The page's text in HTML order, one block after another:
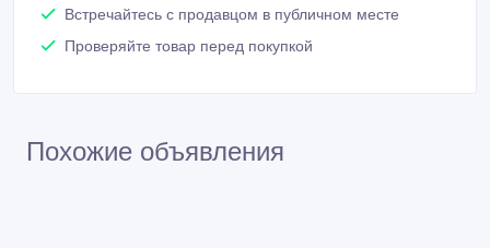
Встречайтесь с продавцом в публичном месте
Проверяйте товар перед покупкой
Похожие объявления